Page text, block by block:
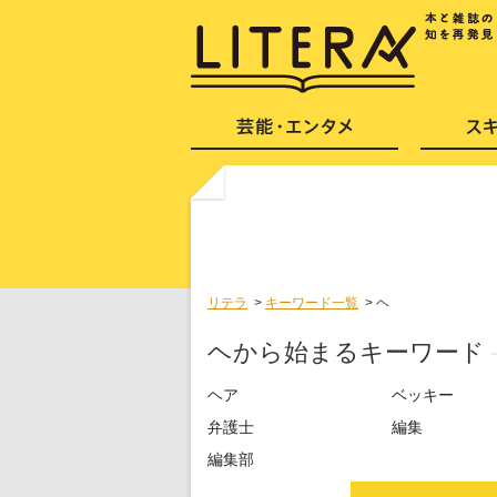
リテラ > キーワード一覧 > ヘ
ヘから始まるキーワード
ヘア
ベッキー
弁護士
編集
編集部